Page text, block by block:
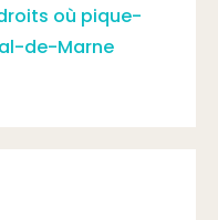
où pique-
de-Marne